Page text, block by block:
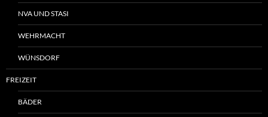
NVA UND STASI
WEHRMACHT
WÜNSDORF
FREIZEIT
BÄDER